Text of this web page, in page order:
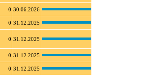
0 30.06.2026
0 31.12.2025
0 31.12.2025
0 31.12.2025
0 31.12.2025